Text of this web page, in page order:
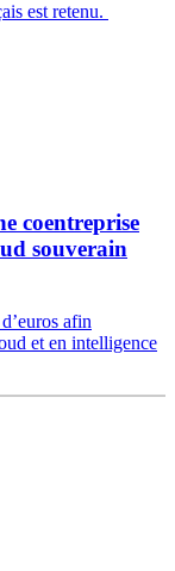
est retenu.
coentreprise
souverain
afin
et en intelligence